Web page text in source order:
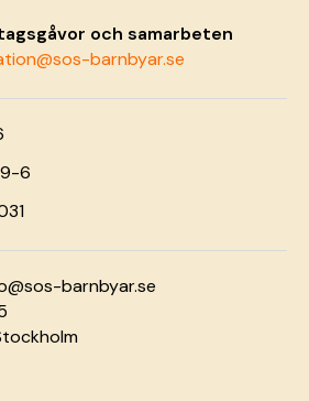
och samarbeten
barnbyar.se
6
barnbyar.se